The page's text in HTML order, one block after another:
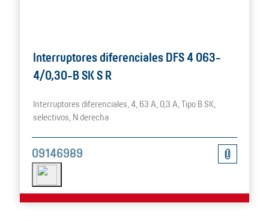
Interruptores diferenciales DFS 4 063-
4/0,30-B SK S R
Interruptores diferenciales, 4, 63 A, 0,3 A, Tipo B SK,
selectivos, N derecha
09146989